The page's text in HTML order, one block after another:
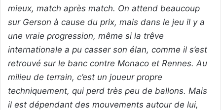
mieux, match après match. On attend beaucoup
sur Gerson à cause du prix, mais dans le jeu il y a
une vraie progression, même si la trêve
internationale a pu casser son élan, comme il s’est
retrouvé sur le banc contre Monaco et Rennes. Au
milieu de terrain, c’est un joueur propre
techniquement, qui perd très peu de ballons. Mais
il est dépendant des mouvements autour de lui,